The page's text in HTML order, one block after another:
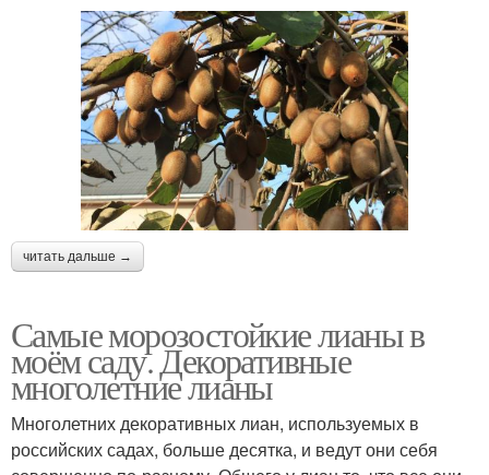
читать дальше →
Самые морозостойкие лианы в
моём саду. Декоративные
многолетние лианы
Многолетних декоративных лиан, используемых в
российских садах, больше десятка, и ведут они себя